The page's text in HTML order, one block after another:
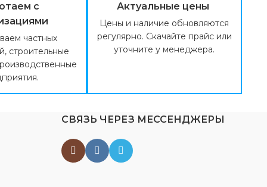
с
частных
строительные
Актуальные цены
Цены и наличие обновляются
регулярно. Скачайте прайс или
уточните у менеджера.
СВЯЗЬ ЧЕРЕЗ МЕССЕНДЖЕРЫ